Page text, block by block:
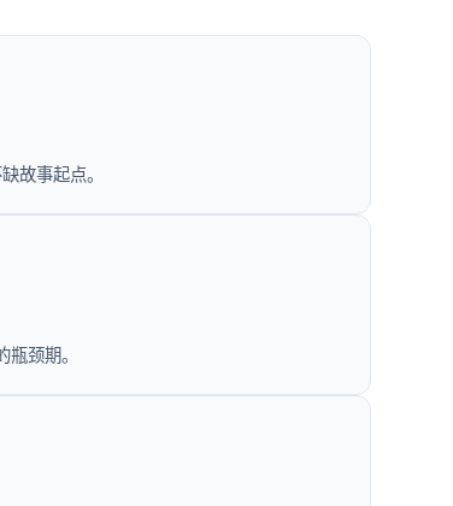
故事起点。
颈期。